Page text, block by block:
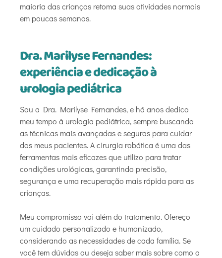
maioria das crianças retoma suas atividades normais
em poucas semanas.
Dra. Marilyse Fernandes:
experiência e dedicação à
urologia pediátrica
Sou a Dra. Marilyse Fernandes, e há anos dedico
meu tempo à urologia pediátrica, sempre buscando
as técnicas mais avançadas e seguras para cuidar
dos meus pacientes. A cirurgia robótica é uma das
ferramentas mais eficazes que utilizo para tratar
condições urológicas, garantindo precisão,
segurança e uma recuperação mais rápida para as
crianças.
Meu compromisso vai além do tratamento. Ofereço
um cuidado personalizado e humanizado,
considerando as necessidades de cada família. Se
você tem dúvidas ou deseja saber mais sobre como a